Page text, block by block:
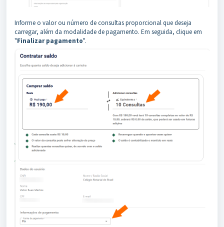
Informe o valor ou número de consultas proporcional que deseja
carregar, além da modalidade de pagamento. Em seguida, clique em
"Finalizar pagamento".